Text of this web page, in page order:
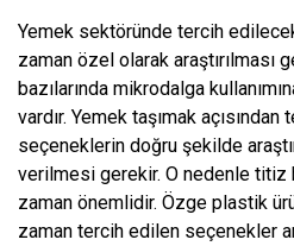
Yemek sektöründe tercih
zaman özel olarak araştırılması
bazılarında mikrodalga
vardır. Yemek taşımak
seçeneklerin doğru şekilde
verilmesi gerekir. O nedenle titiz
zaman önemlidir. Özge plastik
zaman tercih edilen seçenekler